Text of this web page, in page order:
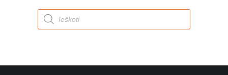
Products
search